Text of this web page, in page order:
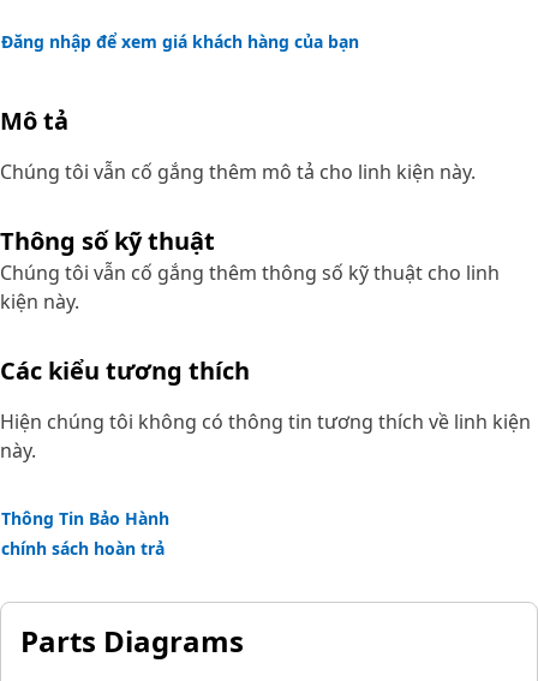
Đăng nhập để xem giá khách hàng của bạn
Mô tả
Chúng tôi vẫn cố gắng thêm mô tả cho linh kiện này.
Thông số kỹ thuật
Chúng tôi vẫn cố gắng thêm thông số kỹ thuật cho linh
kiện này.
Các kiểu tương thích
Hiện chúng tôi không có thông tin tương thích về linh kiện
này.
Thông Tin Bảo Hành
chính sách hoàn trả
Parts Diagrams